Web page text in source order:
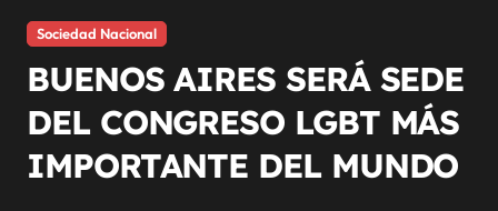
Sociedad Nacional
BUENOS AIRES SERÁ SEDE
DEL CONGRESO LGBT MÁS
IMPORTANTE DEL MUNDO